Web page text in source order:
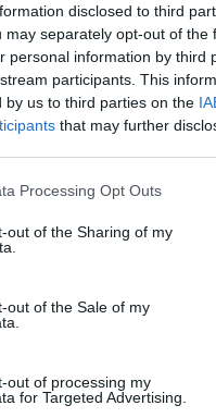
disclosed to third
may separately opt-out of the
personal information by third
participants. This
by us to third parties on the
that may further
Processing Opt Outs
out of the Sharing of my
out of the Sale of my
out of processing my
for Targeted Advertising.